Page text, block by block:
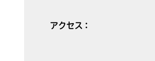
アクセス：